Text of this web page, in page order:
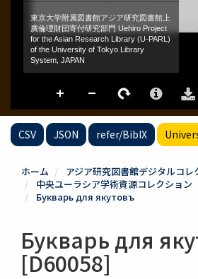
CSV JSON refer/BibIX
ホーム
アジア研究図書館デジタルコレ
中央ユーラシア学術資源コレクション
Букварь для якутовъ
Букварь для
[D60058]